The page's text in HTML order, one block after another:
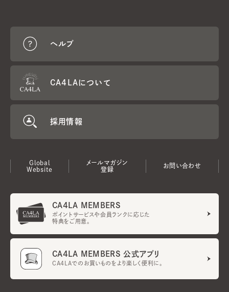
ヘルプ
CA4LAについて
採用情報
Global
Website
メールマガジン
登録
お問い合わせ
CA4LA MEMBERS
ポイントサービスや会員ランクに応じた
特典をご用意。
CA4LA MEMBERS 公式アプリ
CA4LAでのお買いものをより楽しく便利に。